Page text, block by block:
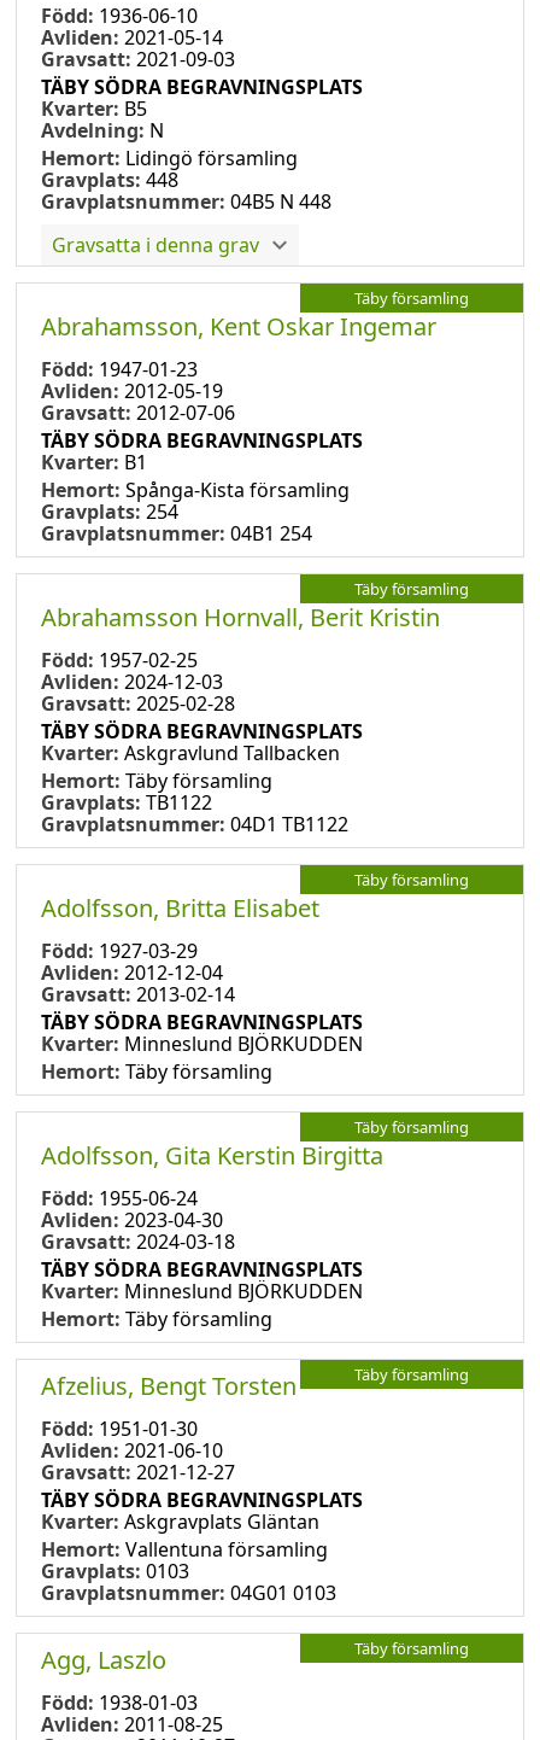
Född: 1936-06-10
Avliden: 2021-05-14
Gravsatt: 2021-09-03
TÄBY SÖDRA BEGRAVNINGSPLATS
Kvarter: B5
Avdelning: N
Hemort: Lidingö församling
Gravplats: 448
Gravplatsnummer: 04B5 N 448
Gravsatta i denna grav
Täby församling
Abrahamsson, Kent Oskar Ingemar
Född: 1947-01-23
Avliden: 2012-05-19
Gravsatt: 2012-07-06
TÄBY SÖDRA BEGRAVNINGSPLATS
Kvarter: B1
Hemort: Spånga-Kista församling
Gravplats: 254
Gravplatsnummer: 04B1 254
Täby församling
Abrahamsson Hornvall, Berit Kristin
Född: 1957-02-25
Avliden: 2024-12-03
Gravsatt: 2025-02-28
TÄBY SÖDRA BEGRAVNINGSPLATS
Kvarter: Askgravlund Tallbacken
Hemort: Täby församling
Gravplats: TB1122
Gravplatsnummer: 04D1 TB1122
Täby församling
Adolfsson, Britta Elisabet
Född: 1927-03-29
Avliden: 2012-12-04
Gravsatt: 2013-02-14
TÄBY SÖDRA BEGRAVNINGSPLATS
Kvarter: Minneslund BJÖRKUDDEN
Hemort: Täby församling
Täby församling
Adolfsson, Gita Kerstin Birgitta
Född: 1955-06-24
Avliden: 2023-04-30
Gravsatt: 2024-03-18
TÄBY SÖDRA BEGRAVNINGSPLATS
Kvarter: Minneslund BJÖRKUDDEN
Hemort: Täby församling
Täby församling
Afzelius, Bengt Torsten
Född: 1951-01-30
Avliden: 2021-06-10
Gravsatt: 2021-12-27
TÄBY SÖDRA BEGRAVNINGSPLATS
Kvarter: Askgravplats Gläntan
Hemort: Vallentuna församling
Gravplats: 0103
Gravplatsnummer: 04G01 0103
Täby församling
Agg, Laszlo
Född: 1938-01-03
Avliden: 2011-08-25